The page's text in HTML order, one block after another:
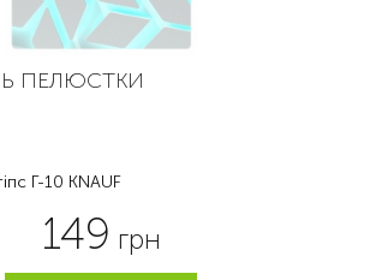
ПЕЛЮСТКИ
Г-10 KNAUF
149 грн